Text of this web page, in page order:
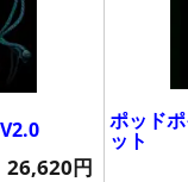
26,620円
ポッド
ット